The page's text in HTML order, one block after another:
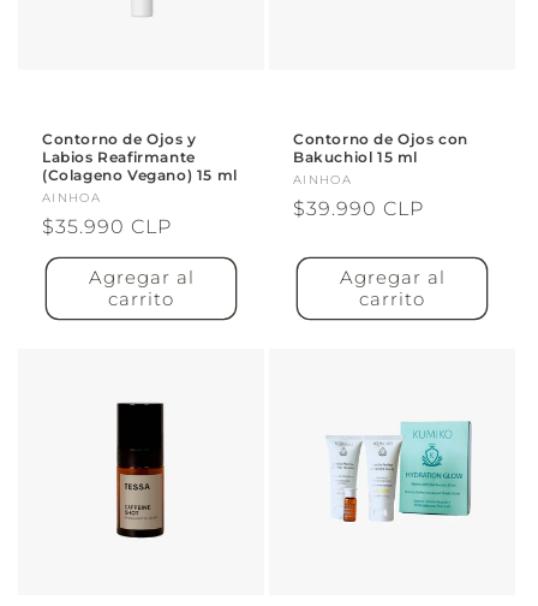
Contorno de Ojos y
Labios Reafirmante
(Colageno Vegano) 15 ml
Proveedor:
AINHOA
Precio
habitual
$35.990 CLP
Agregar al
carrito
Contorno de Ojos con
Bakuchiol 15 ml
Proveedor:
AINHOA
Precio
$39.990 CLP
Agregar al
carrito